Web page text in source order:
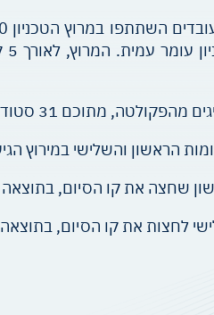
הראשון והשלישי במירוץ
קו הסיום, בתוצאה המצוינת של 17 דקות ו-26 שניות, היה הסטודנט עומר רמון, שהחל את
את קו הסיום, בתוצאה של 18 דקות ו-30 שניות, היה הסטודנט